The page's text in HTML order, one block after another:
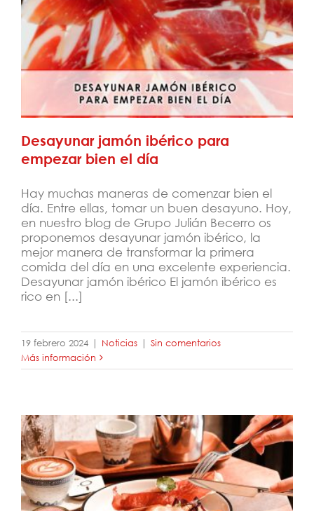
Desayunar jamón ibérico para empezar
bien el día
Desayunar jamón ibérico para
empezar bien el día
Hay muchas maneras de comenzar bien el
día. Entre ellas, tomar un buen desayuno. Hoy,
en nuestro blog de Grupo Julián Becerro os
proponemos desayunar jamón ibérico, la
mejor manera de transformar la primera
comida del día en una excelente experiencia.
Desayunar jamón ibérico El jamón ibérico es
rico en [...]
19 febrero 2024 | Noticias | Sin comentarios
Más información